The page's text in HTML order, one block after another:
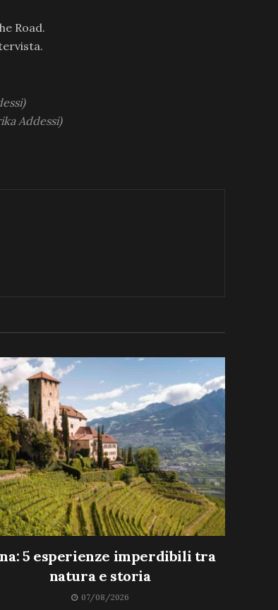
Road.
Addessi)
5 esperienze imperdibili tra
natura e storia
07/08/2026